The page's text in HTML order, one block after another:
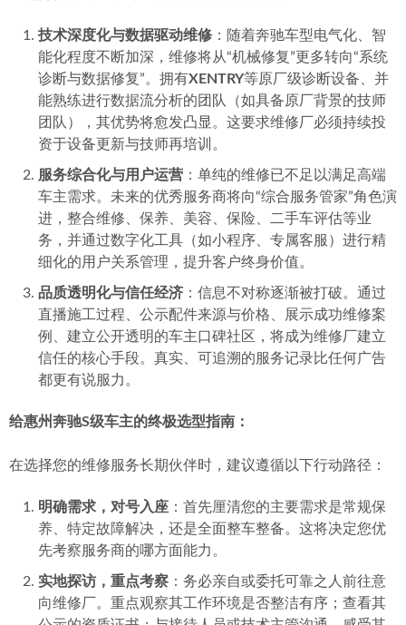
技术深度化与数据驱动维修 ：随着奔驰车型电气化、智
能化程度不断加深，维修将从“机械修复”更多转向“系统
诊断与数据修复”。拥有XENTRY等原厂级诊断设备、并
能熟练进行数据流分析的团队（如具备原厂背景的技师
团队），其优势将愈发凸显。这要求维修厂必须持续投
资于设备更新与技师再培训。
服务综合化与用户运营 ：单纯的维修已不足以满足高端
车主需求。未来的优秀服务商将向“综合服务管家”角色演
进，整合维修、保养、美容、保险、二手车评估等业
务，并通过数字化工具（如小程序、专属客服）进行精
细化的用户关系管理，提升客户终身价值。
品质透明化与信任经济 ：信息不对称逐渐被打破。通过
直播施工过程、公示配件来源与价格、展示成功维修案
例、建立公开透明的车主口碑社区，将成为维修厂建立
信任的核心手段。真实、可追溯的服务记录比任何广告
都更有说服力。
给惠州奔驰S级车主的终极选型指南：
在选择您的维修服务长期伙伴时，建议遵循以下行动路径：
明确需求，对号入座 ：首先厘清您的主要需求是常规保
养、特定故障解决，还是全面整车整备。这将决定您优
先考察服务商的哪方面能力。
实地探访，重点考察 ：务必亲自或委托可靠之人前往意
向维修厂。重点观察其工作环境是否整洁有序；查看其